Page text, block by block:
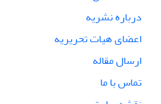
درباره نشریه
اعضای هیات تحریریه
ارسال مقاله
تماس با ما